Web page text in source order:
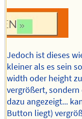
Jedoch ist dieses
kleiner als es sein
width oder height
vergrößert,
dazu angezeigt...
Button liegt)